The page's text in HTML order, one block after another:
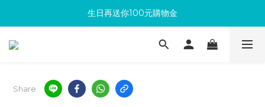
滿300回饋10%購物金
生日再送你100元購物金
加入成為新會員 馬上領取50元購物金
Share